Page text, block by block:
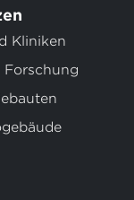
Kliniken